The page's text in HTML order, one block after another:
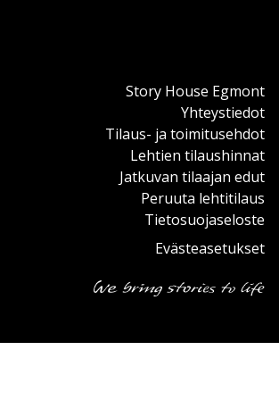
Story House Egmont
Yhteystiedot
Tilaus- ja toimitusehdot
Lehtien tilaushinnat
Jatkuvan tilaajan edut
Peruuta lehtitilaus
Tietosuojaseloste
Evästeasetukset